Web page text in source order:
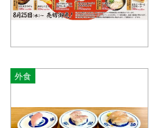
外食